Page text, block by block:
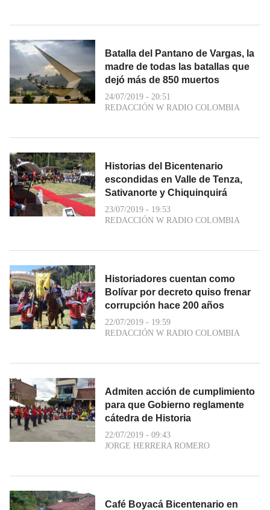
Batalla del Pantano de Vargas, la
madre de todas las batallas que
dejó más de 850 muertos
24/07/2019 - 20:51
REDACCIÓN W RADIO COLOMBIA
Historias del Bicentenario
escondidas en Valle de Tenza,
Sativanorte y Chiquinquirá
23/07/2019 - 19:53
REDACCIÓN W RADIO COLOMBIA
Historiadores cuentan como
Bolívar por decreto quiso frenar
corrupción hace 200 años
22/07/2019 - 19:59
REDACCIÓN W RADIO COLOMBIA
Admiten acción de cumplimiento
para que Gobierno reglamente
cátedra de Historia
22/07/2019 - 09:43
JORGE HERRERA ROMERO
Café Boyacá Bicentenario en